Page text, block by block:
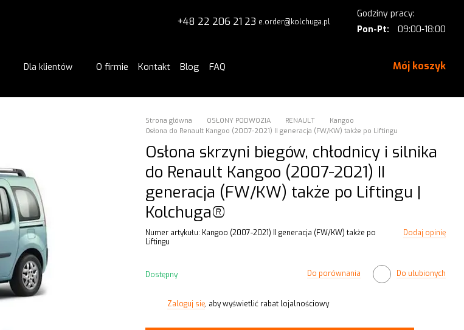
+48 22 206 21 23 e.order@kolchuga.pl
Godziny pracy:
Pon-Pt:
09:00-18:00
Dla klientów O firmie Kontakt Blog FAQ Mój koszyk
Strona główna OSŁONY PODWOZIA RENAULT
Kangoo
Osłona do Renault Kangoo (2007-2021) II generacja (FW/KW) także po Liftingu
Osłona skrzyni biegów, chłodnicy i silnika
do Renault Kangoo (2007-2021) II
generacja (FW/KW) także po Liftingu |
Kolchuga®
Numer artykułu: Kangoo (2007-2021) II generacja (FW/KW) także po
Liftingu
Dodaj opinię
Dostępny Do porównania Do ulubionych
Zaloguj się, aby wyświetlić rabat lojalnościowy